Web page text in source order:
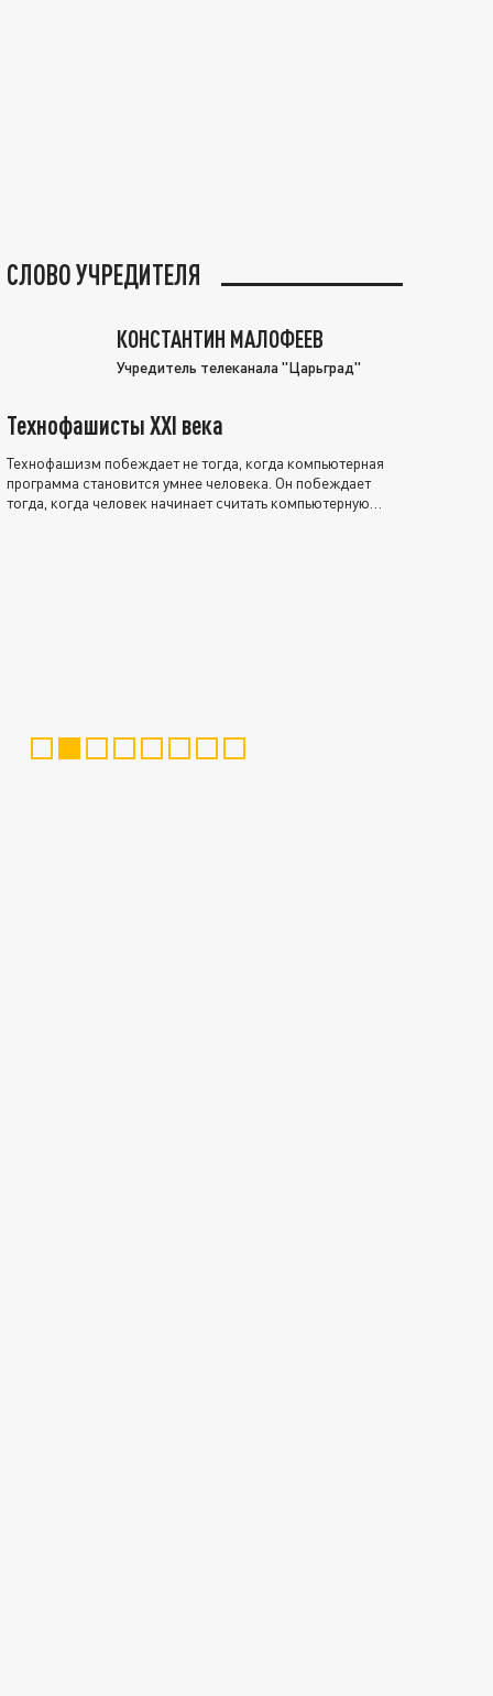
СЛОВО УЧРЕДИТЕЛЯ
КОНСТАНТИН МАЛОФЕЕВ
Учредитель телеканала "Царьград"
Технофашисты XXI века
Технофашизм побеждает не тогда, когда компьютерная
программа становится умнее человека. Он побеждает
тогда, когда человек начинает считать компьютерную